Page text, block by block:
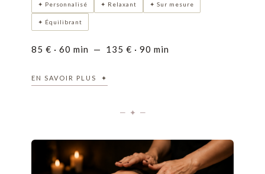
✦ Personnalisé ✦ Relaxant ✦ Sur mesure
✦ Équilibrant
85 € · 60 min — 135 € · 90 min
EN SAVOIR PLUS ✦
— ✦ —
✦ LE SOIN